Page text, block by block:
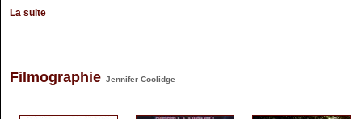
La suite
Filmographie Jennifer Coolidge